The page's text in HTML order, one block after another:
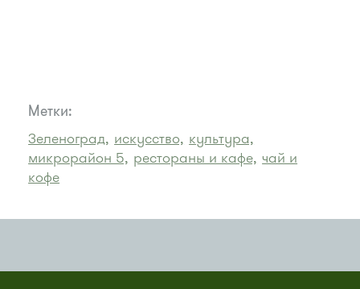
Метки:
Зеленоград, искусство, культура,
микрорайон 5, рестораны и кафе, чай и
кофе